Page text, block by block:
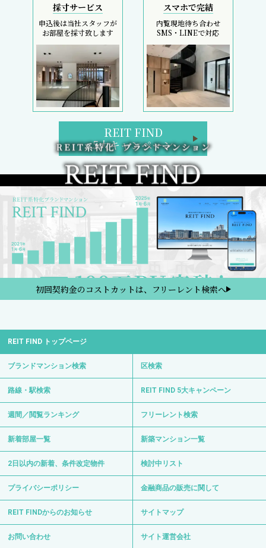
採寸サービス
申込後は当社スタッフが
お部屋を採寸致します
スマホで完結
内覧現地待ち合わせ
SMS・LINEで対応
REIT FIND
5大キャンペーン
初回契約金のコストカットは、フリーレント検索へ
REIT FIND トップページ
ブランドマンション検索 区検索
路線・駅検索 REIT FIND 5大キャンペーン
週間／閲覧ランキング フリーレント検索
新着部屋一覧 新築マンション一覧
2日以内の新着、条件改定物件 検討中リスト
プライバシーポリシー 金融商品の販売に関して
REIT FINDからのお知らせ サイトマップ
お問い合わせ サイト運営会社